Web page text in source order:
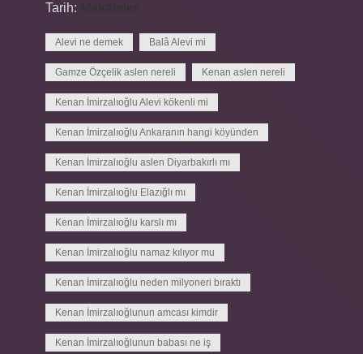
Tarih:
Alevi ne demek Balâ Alevi mi
Gamze Özçelik aslen nereli Kenan aslen nereli
Kenan İmirzalıoğlu Alevi kökenli mi
Kenan İmirzalıoğlu Ankaranın hangi köyünden
Kenan İmirzalıoğlu aslen Diyarbakırlı mı
Kenan İmirzalıoğlu Elazığlı mı
Kenan İmirzalıoğlu karslı mı
Kenan İmirzalıoğlu namaz kılıyor mu
Kenan İmirzalıoğlu neden milyoneri bıraktı
Kenan İmirzalıoğlunun amcası kimdir
Kenan İmirzalıoğlunun babası ne iş